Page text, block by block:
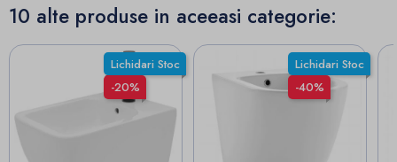
10 alte produse in aceeasi categorie:
Lichidari Stoc
-20%
Lichidari Stoc
-40%